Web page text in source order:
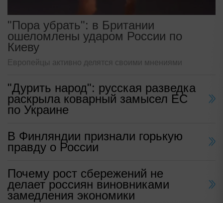
"Пора убрать": в Британии
ошеломлены ударом России по
Киеву
Европейцы активно делятся своими мнениями
"Дурить народ": русская разведка
раскрыла коварный замысел ЕС
по Украине
В Финляндии признали горькую
правду о России
Почему рост сбережений не
делает россиян виновниками
замедления экономики